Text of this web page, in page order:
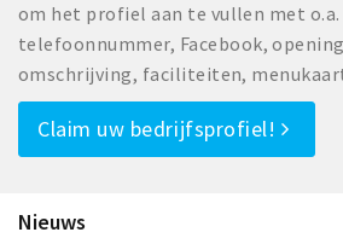
om het profiel aan te vullen met o.a.
telefoonnummer, Facebook,
omschrijving, faciliteiten,
Claim uw bedrijfsprofiel!
Nieuws